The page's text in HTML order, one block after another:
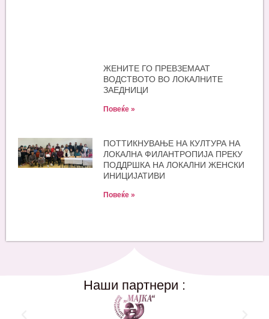
ЖЕНИТЕ ГО ПРЕВЗЕМААТ
ВОДСТВОТО ВО ЛОКАЛНИТЕ
ЗАЕДНИЦИ
Повеќе »
ПОТТИКНУВАЊЕ НА КУЛТУРА НА
ЛОКАЛНА ФИЛАНТРОПИЈА ПРЕКУ
ПОДДРШКА НА ЛОКАЛНИ ЖЕНСКИ
ИНИЦИЈАТИВИ
Повеќе »
Наши партнери :